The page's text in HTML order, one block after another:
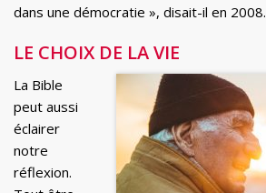
dans une démocratie », disait-il en 2008.
LE CHOIX DE LA VIE
La Bible
peut aussi
éclairer
notre
réflexion.